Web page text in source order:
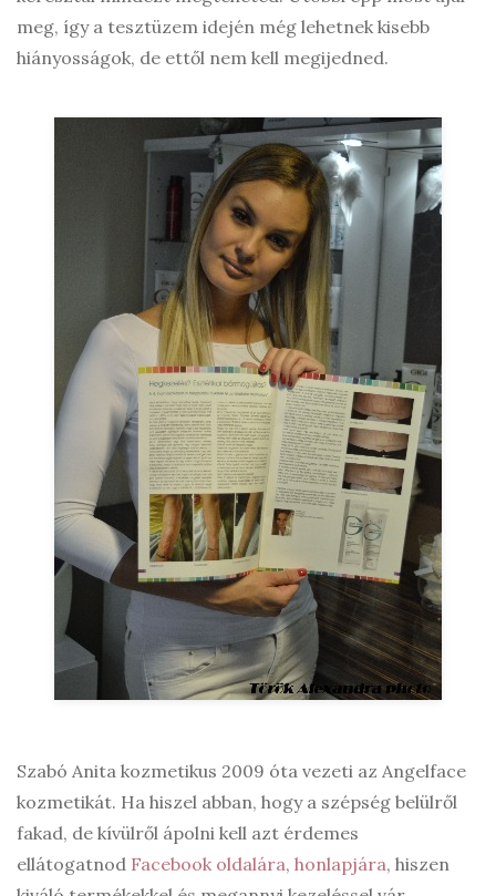
meg, így a tesztüzem idején még lehetnek kisebb
hiányosságok, de ettől nem kell megijedned.
Szabó Anita kozmetikus 2009 óta vezeti az Angelface
kozmetikát. Ha hiszel abban, hogy a szépség belülről
fakad, de kívülről ápolni kell azt érdemes
ellátogatnod Facebook oldalára, honlapjára, hiszen